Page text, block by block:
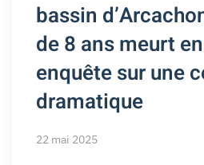
bassin
de 8 ans meurt
enquête sur une
dramatique
22 mai 2025